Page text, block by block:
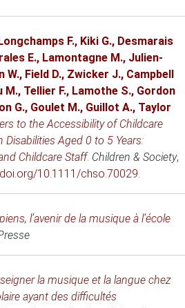
F., Kiki G., Desmarais
E., Lamontagne M., Julien-
W., Field D., Zwicker J., Campbell
M., Tellier F., Lamothe S., Gordon
G., Goulet M., Guillot A., Taylor
to the Accessibility of Childcare
Disabilities Aged 0 to 5 Years:
Childcare Staff. Children & Society,
10.1111/chso.70029.
l’avenir de la musique à l’école
la musique et la langue chez
ayant des difficultés